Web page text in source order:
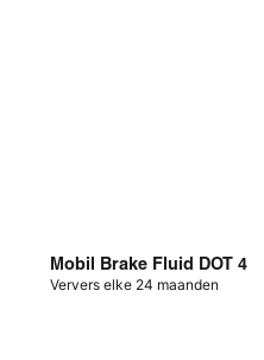
Mobil Brake Fluid DOT 4
Ververs elke 24 maanden